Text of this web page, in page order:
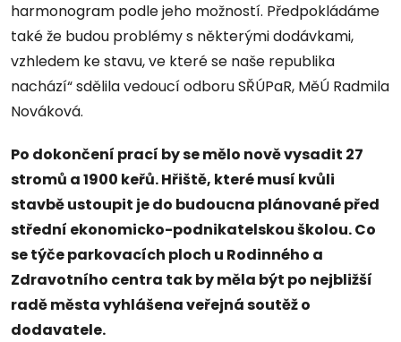
harmonogram podle jeho možností. Předpokládáme
také že budou problémy s některými dodávkami,
vzhledem ke stavu, ve které se naše republika
nachází“ sdělila vedoucí odboru SŘÚPaR, MěÚ Radmila
Nováková.
Po dokončení prací by se mělo nově vysadit 27
stromů a 1900 keřů. Hřiště, které musí kvůli
stavbě ustoupit je do budoucna plánované před
střední ekonomicko-podnikatelskou školou. Co
se týče parkovacích ploch u Rodinného a
Zdravotního centra tak by měla být po nejbližší
radě města vyhlášena veřejná soutěž o
dodavatele.